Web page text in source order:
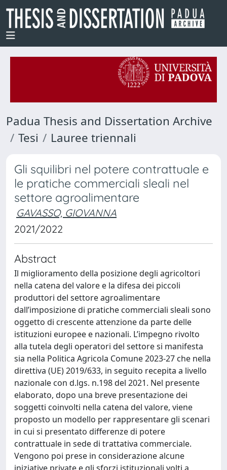
Padua Thesis and Dissertation Archive
Tesi
Lauree triennali
Gli squilibri nel potere contrattuale e
le pratiche commerciali sleali nel
settore agroalimentare
GAVASSO, GIOVANNA
2021/2022
Abstract
Il miglioramento della posizione degli agricoltori
nella catena del valore e la difesa dei piccoli
produttori del settore agroalimentare
dall’imposizione di pratiche commerciali sleali sono
oggetto di crescente attenzione da parte delle
istituzioni europee e nazionali. L’impegno rivolto
alla tutela degli operatori del settore si manifesta
sia nella Politica Agricola Comune 2023-27 che nella
direttiva (UE) 2019/633, in seguito recepita a livello
nazionale con d.lgs. n.198 del 2021. Nel presente
elaborato, dopo una breve presentazione dei
soggetti coinvolti nella catena del valore, viene
proposto un modello per rappresentare gli scenari
in cui si presentato differenze di potere
contrattuale in sede di trattativa commerciale.
Vengono poi prese in considerazione alcune